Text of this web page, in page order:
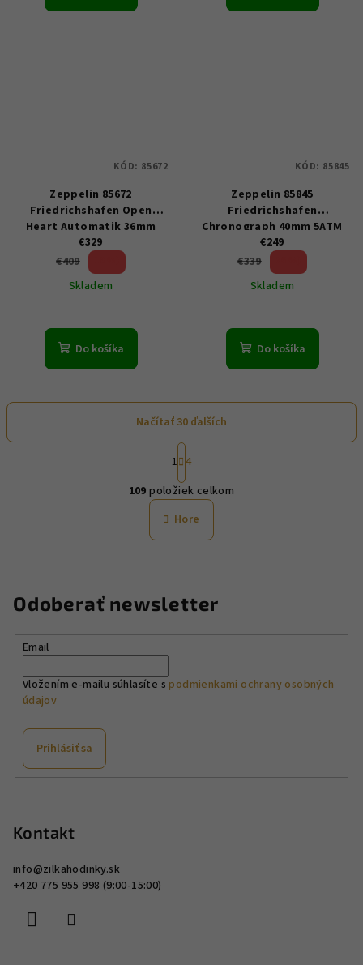
Zeppelin 85672
Friedrichshafen Open
Heart Automatik 36mm
5ATM
€329
€409
Skladem
Do košíka
KÓD: 85672
Zeppelin 85845
Friedrichshafen
Chronograph 40mm 5ATM
€249
€339
Skladem
Do košíka
KÓD: 85845
O
v
l
á
i
v
p
Načítať 30 ďalších
S
t
r
á
n
k
o
i
e
1 4
109 položiek celkom
Hore
Odoberať newsletter
Email
Vložením e-mailu súhlasíte spodmienkami ochrany osobných
údajov
Prihlásiť sa
Kontakt
info@zilkahodinky.sk
+420 775 955 998 (9:00-15:00)